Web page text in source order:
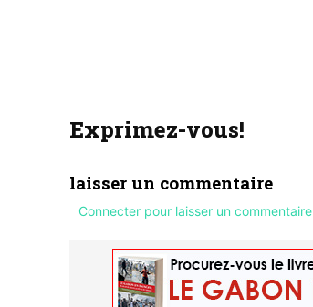
Exprimez-vous!
laisser un commentaire
Connecter pour laisser un commentaire